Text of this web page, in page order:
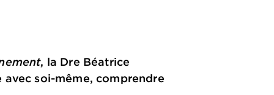
, la Dre Béatrice
soi-même, comprendre